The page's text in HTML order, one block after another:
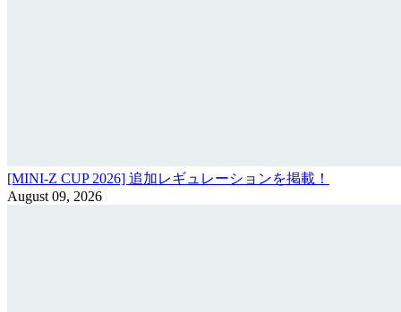
[MINI-Z CUP 2026] 追加レギュレーションを掲載！
August 09, 2026